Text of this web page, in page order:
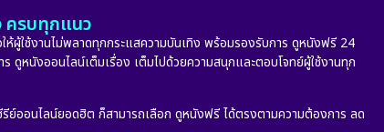
ครบทุกแนว
ผู้ใช้งานไม่พลาดทุกกระแสความบันเทิง พร้อมรองรับการ ดูหนังฟรี 24
ดูหนังออนไลน์เต็มเรื่อง เต็มไปด้วยความสนุกและตอบโจทย์ผู้ใช้งานทุก
ย์ออนไลน์ยอดฮิต ก็สามารถเลือก ดูหนังฟรี ได้ตรงตามความต้องการ ลด